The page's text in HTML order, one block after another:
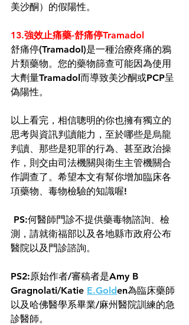
美沙酮）的假陽性。
13.強效止痛藥-舒痛停Tramadol
舒痛停(Tramadol)是一種治療疼痛的鴉
片類藥物。您的藥物篩查可能因為使用
大劑量Tramadol而導致美沙酮或PCP呈
偽陽性。
以上看完，相信聰明的你也擁有獨立的
思考與資訊判讀能力，至於哪些是烏龍
判讀、那些是犯罪的行為、甚至政治操
作，則交由司法機關與衛生主管機關合
作調查了。希望本文有幫你增加臨床各
項藥物、毒物檢驗的知識喔!
測，請就衛福部以及各地縣市政府公布
醫院以及門診諮詢。
PS2:原始作者/審稿者是Amy B
Gragnolati/Katie E.Golden為臨床藥師
以及哈佛醫學系畢業/麻州醫院訓練的急
診醫師。